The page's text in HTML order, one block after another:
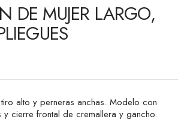
DE MUJER LARGO,
alto y perneras anchas. Modelo con
cierre frontal de cremallera y gancho.